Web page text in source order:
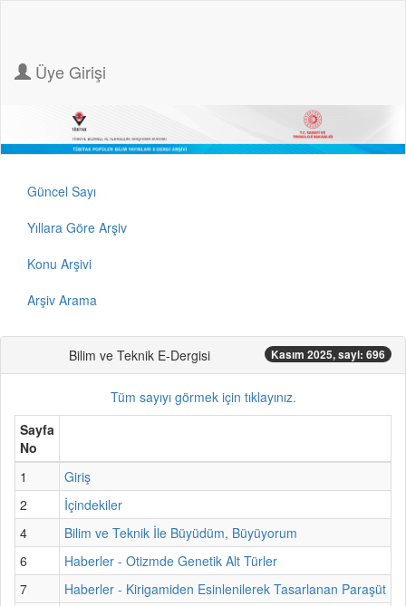
Üye Girişi
Güncel Sayı
Yıllara Göre Arşiv
Konu Arşivi
Arşiv Arama
Bilim ve Teknik E-Dergisi Kasım 2025, sayi: 696
Tüm sayıyı görmek için tıklayınız.
Sayfa
No
1
Giriş
2
İçindekiler
4
Bilim ve Teknik İle Büyüdüm, Büyüyorum
6
Haberler - Otizmde Genetik Alt Türler
7
Haberler - Kirigamiden Esinlenilerek Tasarlanan Paraşüt